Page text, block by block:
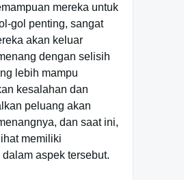
mereka untuk
gol penting, sangat
akan keluar
dengan selisih
lebih mampu
kesalahan dan
peluang akan
dan saat ini,
memiliki
aspek tersebut.